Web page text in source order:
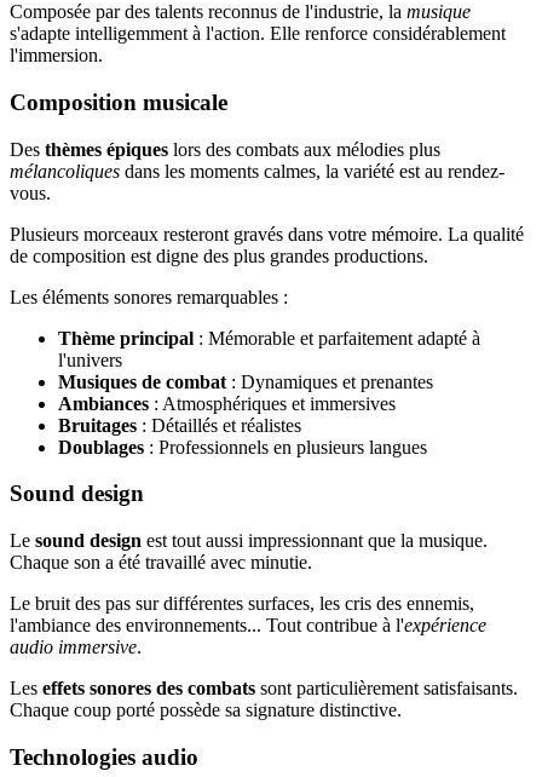
Composée par des talents reconnus de l'industrie, la musique
s'adapte intelligemment à l'action. Elle renforce considérablement
l'immersion.
Composition musicale
Des thèmes épiques lors des combats aux mélodies plus
mélancoliques dans les moments calmes, la variété est au rendez-
vous.
Plusieurs morceaux resteront gravés dans votre mémoire. La qualité
de composition est digne des plus grandes productions.
Les éléments sonores remarquables :
Thème principal : Mémorable et parfaitement adapté à
l'univers
Musiques de combat : Dynamiques et prenantes
Ambiances : Atmosphériques et immersives
Bruitages : Détaillés et réalistes
Doublages : Professionnels en plusieurs langues
Sound design
Le sound design est tout aussi impressionnant que la musique.
Chaque son a été travaillé avec minutie.
Le bruit des pas sur différentes surfaces, les cris des ennemis,
l'ambiance des environnements... Tout contribue à l'expérience
audio immersive.
Les effets sonores des combats sont particulièrement satisfaisants.
Chaque coup porté possède sa signature distinctive.
Technologies audio